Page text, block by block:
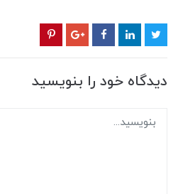
دیدگاه خود را بنویسید